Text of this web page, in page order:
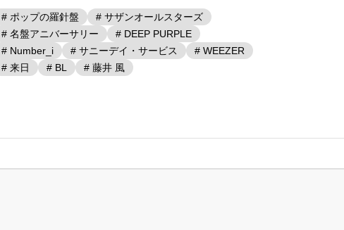
# ポップの羅針盤
# サザンオールスターズ
# 名盤アニバーサリー
# DEEP PURPLE
# Number_i
# サニーデイ・サービス
# WEEZER
# 来日
# BL # 藤井 風